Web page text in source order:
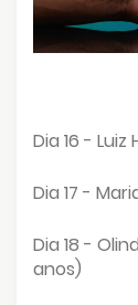
Dia 16 -
Dia 17 -
Dia 18 -
anos)